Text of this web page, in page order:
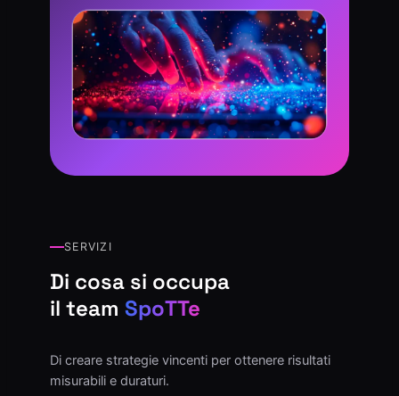
SERVIZI
Di cosa si occupa
il team SpoTTe
Di creare strategie vincenti per ottenere risultati
misurabili e duraturi.